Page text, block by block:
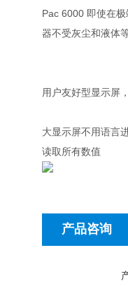
​Pac 6000 即使在
器不受灰尘和液体
用户友好型显示屏
大显示屏不用语言
读取所有数值
产品咨询